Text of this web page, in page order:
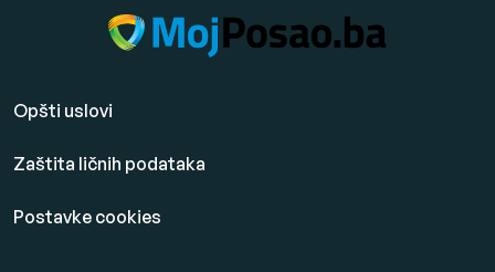
Opšti uslovi
Zaštita ličnih podataka
Postavke cookies